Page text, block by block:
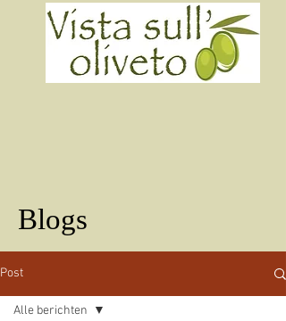
Blogs
Post
Alle berichten